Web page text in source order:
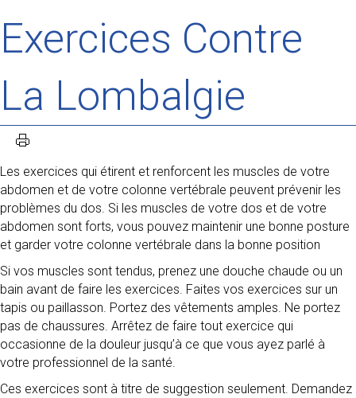
Exercices Contre
La Lombalgie
Les exercices qui étirent et renforcent les muscles de votre
abdomen et de votre colonne vertébrale peuvent prévenir les
problèmes du dos. Si les muscles de votre dos et de votre
abdomen sont forts, vous pouvez maintenir une bonne posture
et garder votre colonne vertébrale dans la bonne position
Si vos muscles sont tendus, prenez une douche chaude ou un
bain avant de faire les exercices. Faites vos exercices sur un
tapis ou paillasson. Portez des vêtements amples. Ne portez
pas de chaussures. Arrêtez de faire tout exercice qui
occasionne de la douleur jusqu’à ce que vous ayez parlé à
votre professionnel de la santé.
Ces exercices sont à titre de suggestion seulement. Demandez